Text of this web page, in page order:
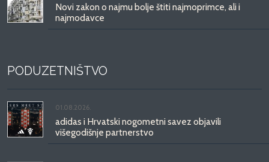
Novi zakon o najmu bolje štiti najmoprimce, ali i
najmodavce
PODUZETNIŠTVO
01.08.2026.
adidas i Hrvatski nogometni savez objavili
višegodišnje partnerstvo